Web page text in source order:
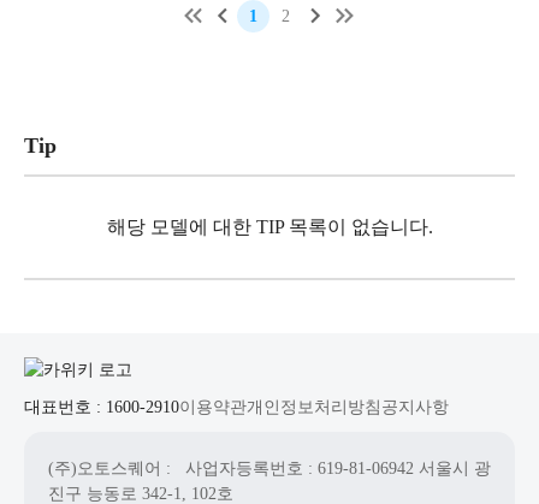
1 2
Tip
해당 모델에 대한 TIP 목록이 없습니다.
대표번호 : 1600-2910이용약관개인정보처리방침 공지사항
(주)오토스퀘어 : 사업자등록번호 : 619-81-06942 서울시 광
진구 능동로 342-1, 102호